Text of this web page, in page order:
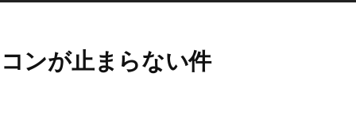
ンが止まらない件